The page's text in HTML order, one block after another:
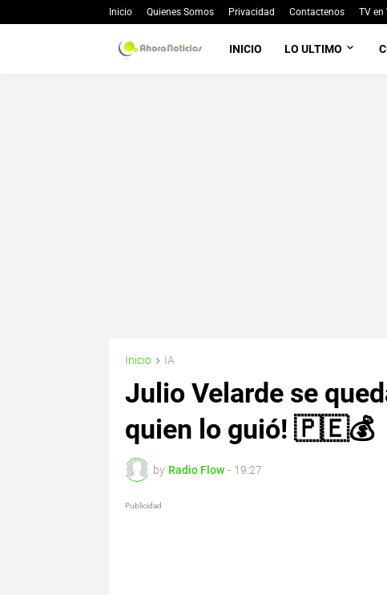
Inicio Quienes Somos Privacidad Contactenos TV en
INICIO LO ULTIMO
Inicio IA
Julio Velarde se
quien lo guió! 🇵🇪💰
by Radio Flow - 19:27
Publicidad